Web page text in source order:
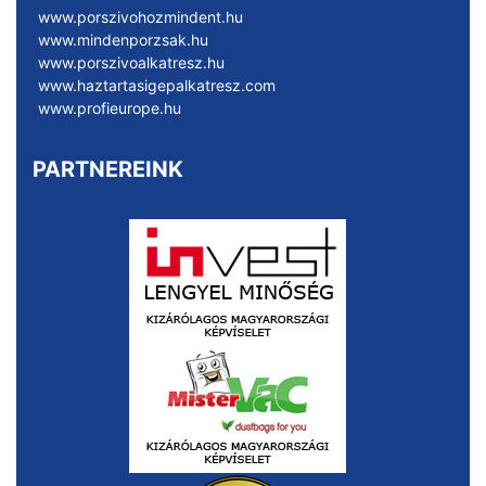
www.porszivohozmindent.hu
www.mindenporzsak.hu
www.porszivoalkatresz.hu
www.haztartasigepalkatresz.com
www.profieurope.hu
PARTNEREINK